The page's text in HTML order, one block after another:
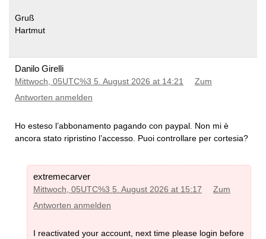
Gruß
Hartmut
Danilo Girelli
Mittwoch, 05UTC%3 5. August 2026 at 14:21
Zum
Antworten anmelden
Ho esteso l’abbonamento pagando con paypal. Non mi è
ancora stato ripristino l’accesso. Puoi controllare per cortesia?
extremecarver
Mittwoch, 05UTC%3 5. August 2026 at 15:17
Zum
Antworten anmelden
I reactivated your account, next time please login before